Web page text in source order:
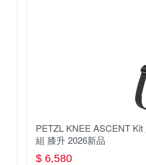
PETZL KNEE ASCENT
組 膝升 2026新品
$ 6,580